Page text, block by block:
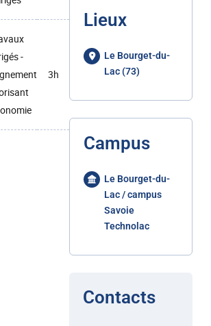
-
3h
Lieux
Le Bourget-du-
Lac (73)
Campus
Le Bourget-du-
Lac / campus
Savoie
Technolac
Contacts